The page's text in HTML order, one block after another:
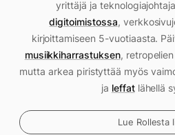
yrittäjä ja
digitoimistossa,
kirjoittamiseen 5-vuotiaasta.
musiikkiharrastuksen,
mutta arkea piristyttää myös
ja leffatlähellä
Lue Rollesta